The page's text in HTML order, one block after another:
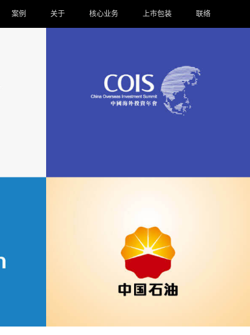
案例 关于 核心业务 上市包装 联络